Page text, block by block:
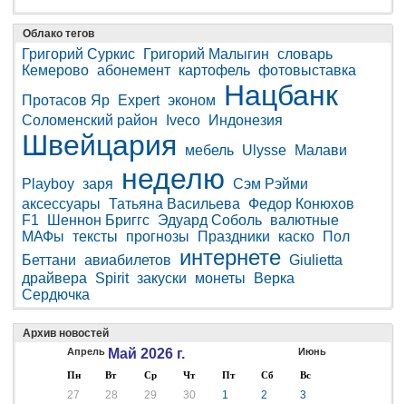
Облако тегов
Григорий Суркис Григорий Малыгин словарь
Кемерово абонемент картофель фотовыставка
Протасов Яр
Expert эконом Нацбанк
Соломенский район Iveco Индонезия
Швейцария мебель Ulysse Малави
Playboy заря неделю Сэм Рэйми
аксессуары Татьяна Васильева
Федор Конюхов
F1
Шеннон Бриггс Эдуард Соболь валютные
МАФы тексты прогнозы Праздники каско
Пол
Беттани авиабилетов интернете Giulietta
драйвера
Spirit закуски монеты
Верка
Сердючка
Архив новостей
Апрель Май 2026 г. Июнь
Пн Вт Ср Чт Пт Сб Вс
27 28 29 30 1 2
3